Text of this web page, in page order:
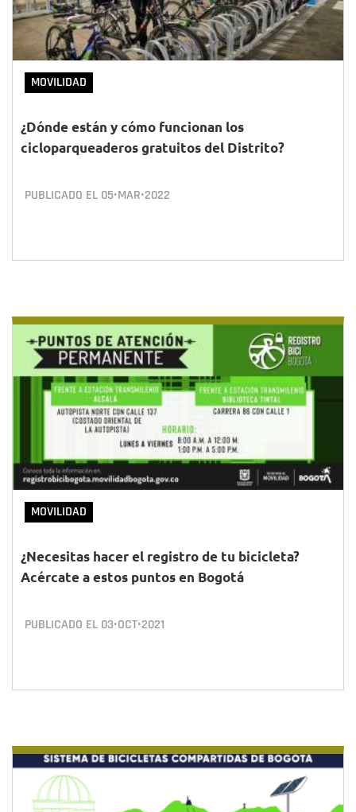
MOVILIDAD
¿Dónde están y cómo funcionan los
cicloparqueaderos gratuitos del Distrito?
PUBLICADO EL 05•MAR•2022
MOVILIDAD
¿Necesitas hacer el registro de tu bicicleta?
Acércate a estos puntos en Bogotá
PUBLICADO EL 03•OCT•2021